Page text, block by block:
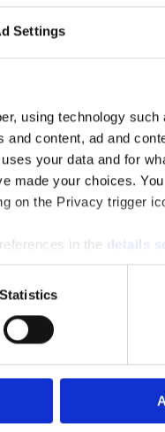
Settings
using technology
content, ad and
your data and for
made your choices.
on the Privacy trigger
in the details
and to analyse
analytics partners who
your use of their
Statistics